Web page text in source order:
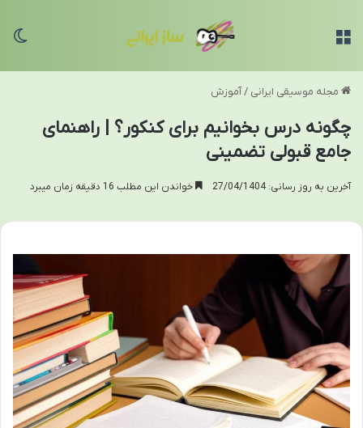
مجله موسیقی ایرانی /آموزش
چگونه درس بخوانیم برای کنکور؟ | راهنمای
جامع قبولی تضمینی
آخرین به روز رسانی: 27/04/1404 خواندن این مطلب 16 دقیقه زمان میبرد